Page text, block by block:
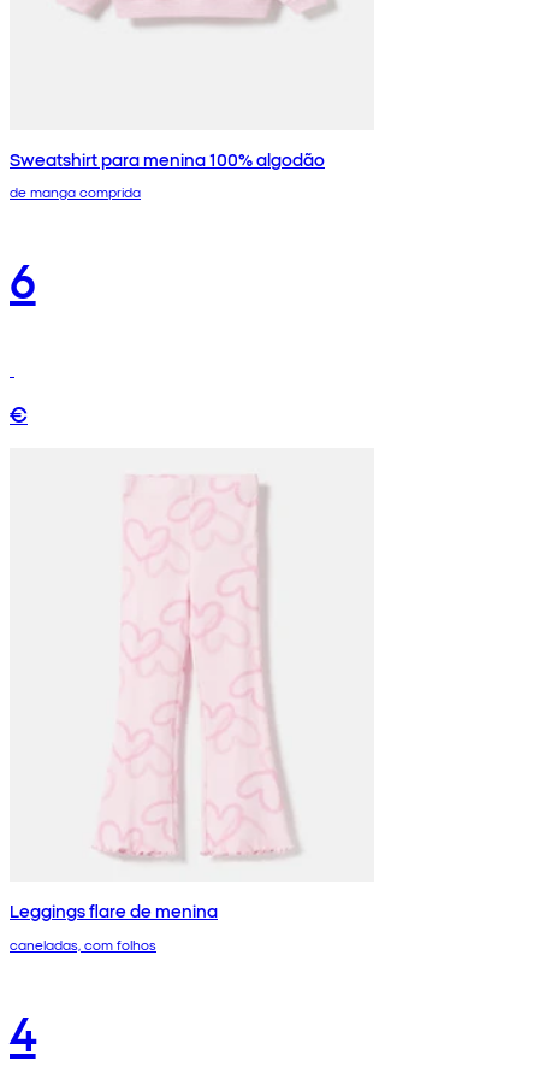
Sweatshirt para menina 100% algodão
de manga comprida
6
€
Leggings flare de menina
caneladas, com folhos
4